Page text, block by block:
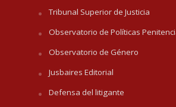
Tribunal Superior de Justicia
Observatorio de Políticas
Observatorio de Género
Jusbaires Editorial
Defensa del litigante